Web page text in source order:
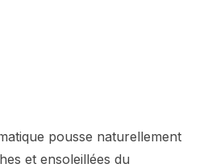
pousse naturellement
et ensoleillées du